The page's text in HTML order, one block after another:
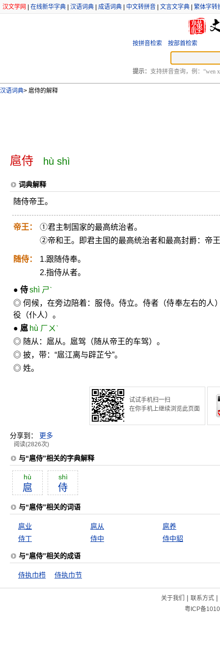
汉文学网 在线新华字典 汉语词典 成语词典 中文转拼音 文言文字典 繁体字转
按拼音检索 按部首检索
提示： 支持拼音查询，例：“wen
汉语词典> 扈侍的解释
扈侍 hù shì
词典解释
随侍帝王。
帝王：
①君主制国家的最高统治者。
②帝和王。即君主国的最高统治者和最高封爵：帝
随侍：
1.跟随侍奉。
2.指侍从者。
● 侍shì ㄕˋ
◎ 伺候，在旁边陪着：服侍。侍立。侍者（侍奉左右的人
役（仆人）。
● 扈 hù ㄏㄨˋ
◎ 随从：扈从。扈驾（随从帝王的车驾）。
◎ 披，带：“扈江离与辟芷兮”。
◎ 姓。
试试手机扫一扫
在你手机上继续浏览此页面
分享到： 更多
阅读(2826次)
与“扈侍”相关的字典解释
hù
扈
shì
侍
与“扈侍”相关的词语
扈业 扈从
扈养
侍丁
侍中 侍中貂
与“扈侍”相关的成语
侍执巾栉 侍执巾节
关于我们 | 联系方式|
粤ICP备